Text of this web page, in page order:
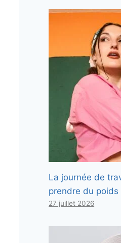
La journée de
prendre du poids
27 juillet 2026